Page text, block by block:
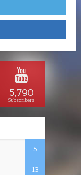
5,790
Subscribers
5
13